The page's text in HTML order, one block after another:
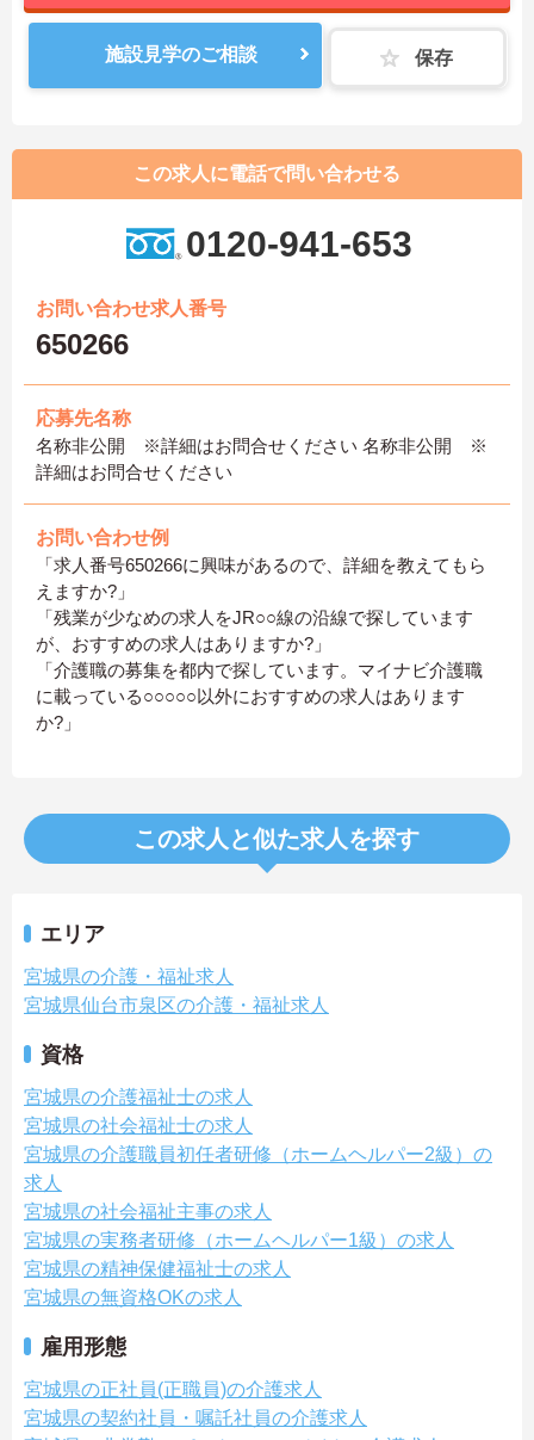
施設見学のご相談 保存
この求人に電話で問い合わせる
0120-941-653
お問い合わせ求人番号
650266
応募先名称
名称非公開 ※詳細はお問合せください 名称非公開 ※
詳細はお問合せください
お問い合わせ例
「求人番号650266に興味があるので、詳細を教えてもら
えますか?」
「残業が少なめの求人をJR○○線の沿線で探しています
が、おすすめの求人はありますか?」
「介護職の募集を都内で探しています。マイナビ介護職
に載っている○○○○○以外におすすめの求人はあります
か?」
この求人と似た求人を探す
エリア
宮城県の介護・福祉求人
宮城県仙台市泉区の介護・福祉求人
資格
宮城県の介護福祉士の求人
宮城県の社会福祉士の求人
宮城県の介護職員初任者研修（ホームヘルパー2級）の
求人
宮城県の社会福祉主事の求人
宮城県の実務者研修（ホームヘルパー1級）の求人
宮城県の精神保健福祉士の求人
宮城県の無資格OKの求人
雇用形態
宮城県の正社員(正職員)の介護求人
宮城県の契約社員・嘱託社員の介護求人